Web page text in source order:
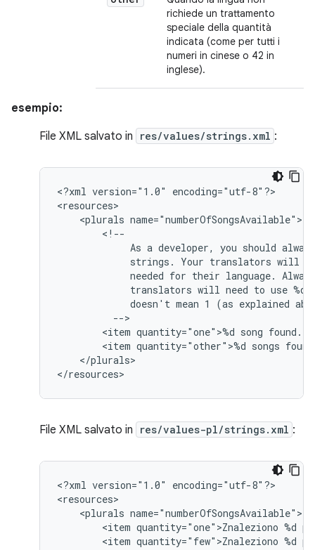
richiede un trattamento
speciale della quantità
indicata (come per tutti i
numeri in cinese o 42 in
inglese).
esempio:
File XML salvato in
res/values/strings.xml :
<?xml version="1.0"
encoding="utf-8"?>
<plurals
As a developer, you should always
strings.
Your translators will
needed for their language. Always
translators will need to use %d
doesn't mean 1 (as explained
<item quantity="one">%d song
<item quantity="other">%d songs
</plurals>
</resources>
File XML salvato in res/values-pl/strings.xml :
<?xml version="1.0"
encoding="utf-8"?>
<plurals
<item quantity="one">Znaleziono %d
<item quantity="few">Znaleziono %d